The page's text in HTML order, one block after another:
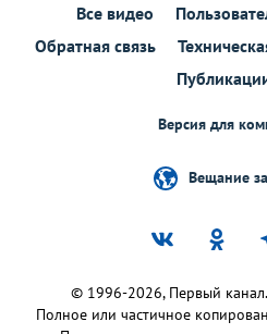
Все видео
Обратная связь
Версия для
Вещание
© 1996-2026, Первый
Полное или частичное